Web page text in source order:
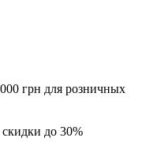
грн для розничных
до 30%